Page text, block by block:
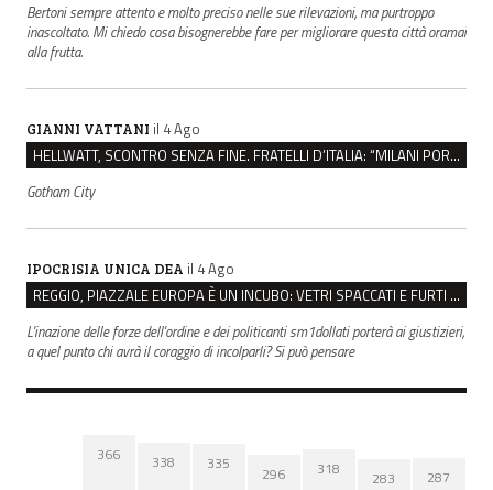
Bertoni sempre attento e molto preciso nelle sue rilevazioni, ma purtroppo
inascoltato. Mi chiedo cosa bisognerebbe fare per migliorare questa città oramai
alla frutta.
GIANNI VATTANI il 4 Ago
HELLWATT, SCONTRO SENZA FINE. FRATELLI D’ITALIA: “MILANI PORTA DOCUMENTI, DE FRANCO INSULTI”
Gotham City
IPOCRISIA UNICA DEA il 4 Ago
REGGIO, PIAZZALE EUROPA È UN INCUBO: VETRI SPACCATI E FURTI SULLE AUTO IN SOSTA
L'inazione delle forze dell'ordine e dei politicanti sm1dollati porterà ai giustizieri,
a quel punto chi avrà il coraggio di incolparli? Si può pensare
366 338 335
296 318 283 287